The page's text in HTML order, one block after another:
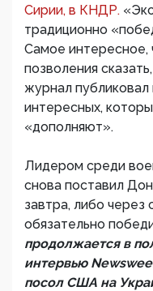
Сирии, в КНДР.
традиционно
Самое интересное,
позволения
журнал публиковал
интересных,
«дополняют».
Лидером среди
снова поставил
завтра, либо через
обязательно
продолжается в
интервью
посол США на